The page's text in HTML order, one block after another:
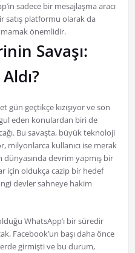
sadece bir mesajlaşma aracı
satış platformu olarak da
önemlidir.
Savaşı:
gün geçtikçe kızışıyor ve son
eden konulardan biri de
Bu savaşta, büyük teknoloji
milyonlarca kullanıcı ise merak
devrim yapmış bir
için oldukça cazip bir hedef
devler sahneye hakim
WhatsApp’ı bir süredir
Facebook’un başı daha önce
girmişti ve bu durum,